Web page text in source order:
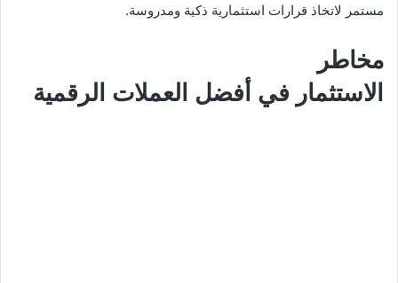
مستمر لاتخاذ قرارات استثمارية ذكية ومدروسة.
مخاطر
الاستثمار في أفضل العملات الرقمية